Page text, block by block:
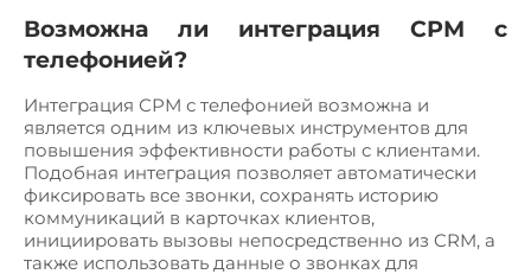
Возможна ли интеграция СРМ с
телефонией?
Интеграция СРМ с телефонией возможна и
является одним из ключевых инструментов для
повышения эффективности работы с клиентами.
Подобная интеграция позволяет автоматически
фиксировать все звонки, сохранять историю
коммуникаций в карточках клиентов,
инициировать вызовы непосредственно из CRM, а
также использовать данные о звонках для